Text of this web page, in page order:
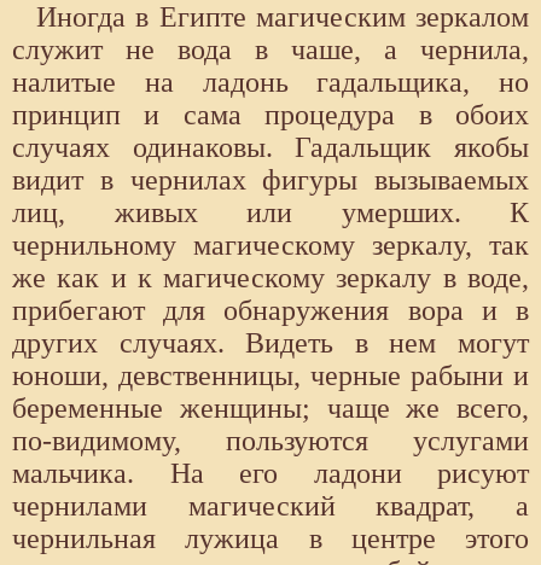
Иногда в Египте магическим зеркалом
служит не вода в чаше, а чернила,
налитые на ладонь гадальщика, но
принцип и сама процедура в обоих
случаях одинаковы. Гадальщик якобы
видит в чернилах фигуры вызываемых
лиц, живых или умерших. К
чернильному магическому зеркалу, так
же как и к магическому зеркалу в воде,
прибегают для обнаружения вора и в
других случаях. Видеть в нем могут
юноши, девственницы, черные рабыни и
беременные женщины; чаще же всего,
по-видимому, пользуются услугами
мальчика. На его ладони рисуют
чернилами магический квадрат, а
чернильная лужица в центре этого